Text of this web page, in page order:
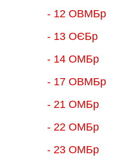
- 12 ОВМБр
- 13 ОЄБр
- 14 ОМБр
- 17 ОВМБр
- 21 ОМБр
- 22 ОМБр
- 23 ОМБр